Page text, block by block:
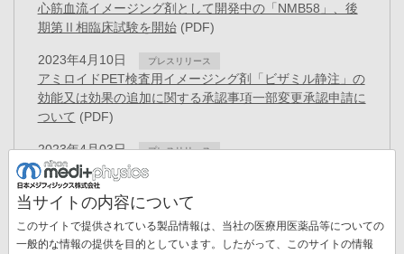
心筋血流イメージング剤として開発中の「NMB58」、後
期第Ⅱ相臨床試験を開始(PDF)
2023年4月10日 プレスリリース
アミロイドPET検査用イメージング剤「ビザミル静注」の
効能又は効果の追加に関する承認事項一部変更承認申請に
ついて (PDF)
2023年4月03日 プレスリリース
日本メジフィジックス株式会社は創立50周年を迎えまし
た(PDF)
2023年3月30日 プレスリリース
役員異動に関するお知らせ (PDF)
当サイトの内容について
このサイトで提供されている製品情報は、当社の医療用医薬品等についての
一般的な情報の提供を目的としています。したがって、このサイトの情報